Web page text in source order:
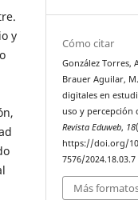
y
Cómo citar
González Torres,
Brauer Aguilar,
digitales en
uso y percepción
Revista Eduweb, 18
https://doi.org/
7576/2024.18.03.7
Más